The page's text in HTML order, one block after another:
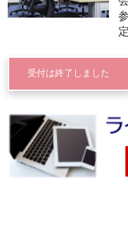
受付は終了しました